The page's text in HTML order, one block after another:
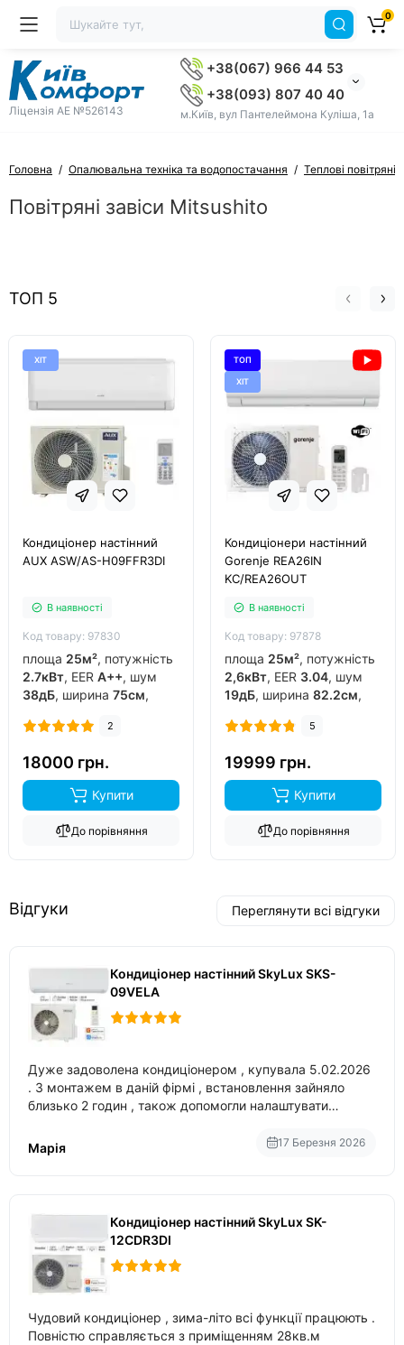
Ліцензія AE №526143
+38(067) 966 44 53
+38(093) 807 40 40
м.Київ, вул Пантелеймона Куліша, 1а
0
Головна Опалювальна техніка та водопостачання Теплові повітряні
Повітряні завіси Mitsushito
ТОП 5
ХІТ
Кондиціонер настінний
AUX ASW/AS-H09FFR3DI
В наявності
Код товару: 97830
площа 25м², потужність
2.7кВт, EER A++, шум
38дБ, ширина 75см,
китай, інвертор
2
18000 грн.
Купити
До порівняння
ТОП
ХІТ
Кондиціонери настінний
Gorenje REA26IN
KC/REA26OUT
В наявності
Код товару: 97878
площа 25м², потужність
2,6кВт, EER 3.04, шум
19дБ, ширина 82.2см,
китай, інвертор
5
19999 грн.
Купити
До порівняння
Відгуки Переглянути всі відгуки
Кондиціонер настінний SkyLux SKS-
09VELA
Дуже задоволена кондиціонером , купувала 5.02.2026
. З монтажем в даній фірмі , встановлення зайняло
близько 2 годин , також допомогли налаштувати
Марія
17 Березня 2026
Кондиціонер настінний SkyLux SK-
12CDR3DI
Чудовий кондиціонер , зима-літо всі функції працюють .
Повністю справляється з приміщенням 28кв.м